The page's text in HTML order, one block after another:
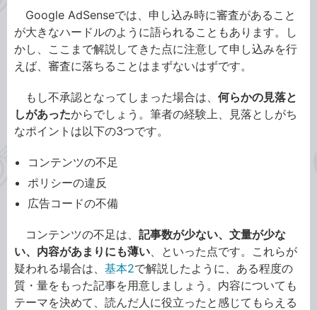
Google AdSenseでは、申し込み時に審査があること
が大きなハードルのように語られることもあります。し
かし、ここまで解説してきた点に注意して申し込みを行
えば、審査に落ちることはまずないはずです。
もし不承認となってしまった場合は、 何らかの見落と
しがあったからでしょう。筆者の経験上、見落としがち
なポイントは以下の3つです。
コンテンツの不足
ポリシーの違反
広告コードの不備
コンテンツの不足は、 記事数が少ない、文量が少な
い、内容があまりにも薄い 、といった点です。これらが
疑われる場合は、 基本2で解説したように、ある程度の
質・量をもった記事を用意しましょう。内容についても
テーマを決めて、読んだ人に役立ったと感じてもらえる